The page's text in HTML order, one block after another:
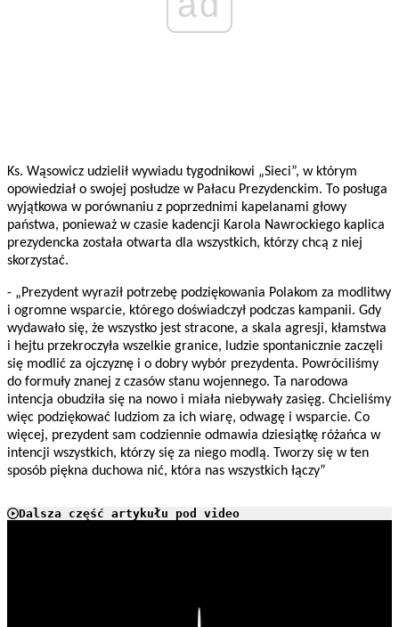
Ks. Wąsowicz udzielił wywiadu tygodnikowi „Sieci”, w którym
opowiedział o swojej posłudze w Pałacu Prezydenckim. To posługa
wyjątkowa w porównaniu z poprzednimi kapelanami głowy
państwa, ponieważ w czasie kadencji Karola Nawrockiego kaplica
prezydencka została otwarta dla wszystkich, którzy chcą z niej
skorzystać.
- „Prezydent wyraził potrzebę podziękowania Polakom za modlitwy
i ogromne wsparcie, którego doświadczył podczas kampanii. Gdy
wydawało się, że wszystko jest stracone, a skala agresji, kłamstwa
i hejtu przekroczyła wszelkie granice, ludzie spontanicznie zaczęli
się modlić za ojczyznę i o dobry wybór prezydenta. Powróciliśmy
do formuły znanej z czasów stanu wojennego. Ta narodowa
intencja obudziła się na nowo i miała niebywały zasięg. Chcieliśmy
więc podziękować ludziom za ich wiarę, odwagę i wsparcie. Co
więcej, prezydent sam codziennie odmawia dziesiątkę różańca w
intencji wszystkich, którzy się za niego modlą. Tworzy się w ten
sposób piękna duchowa nić, która nas wszystkich łączy”
Dalsza część artykułu pod video